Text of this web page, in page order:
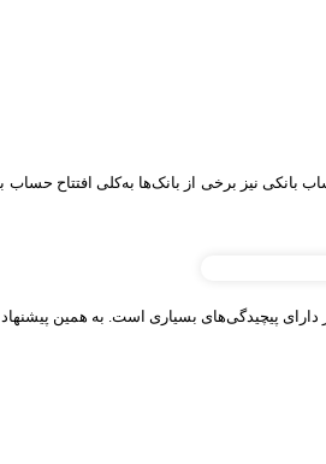
نیز برخی از بانک‌ها به‌کلی افتتاح حساب
دارای پیچیدگی‌های بسیاری است. به همین